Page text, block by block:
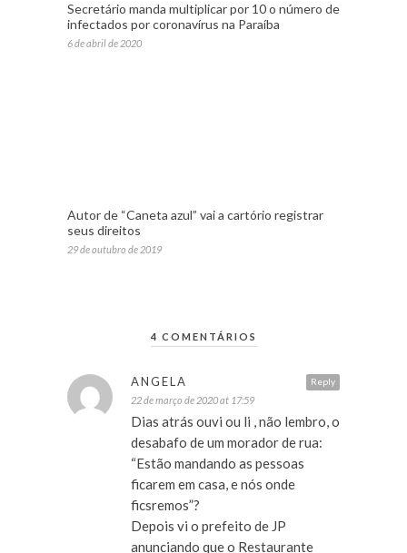
Secretário manda multiplicar por 10 o número de
infectados por coronavírus na Paraíba
6 de abril de 2020
Autor de “Caneta azul” vai a cartório registrar
seus direitos
29 de outubro de 2019
4 COMENTÁRIOS
Reply
ANGELA
22 de março de 2020 at 17:59
Dias atrás ouvi ou li , não lembro, o
desabafo de um morador de rua:
“Estão mandando as pessoas
ficarem em casa, e nós onde
ficsremos”?
Depois vi o prefeito de JP
anunciando que o Restaurante